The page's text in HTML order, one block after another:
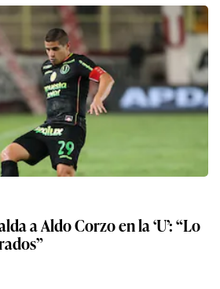
a Aldo Corzo en la ‘U’: “Lo